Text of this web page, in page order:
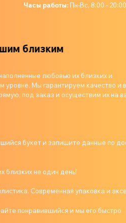
Часы работы: Пн-Вс, 8:00 - 20:00
любовью их близких и
Мы гарантируем качество и
под заказ и осуществим их на
букет и запишите данные по
близких не один день!
Современная упаковка и
понравившийся и мы его быстро